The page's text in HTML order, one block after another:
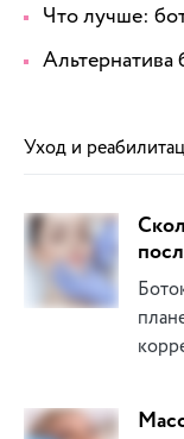
Что лучше:
Альтернатива
Уход и